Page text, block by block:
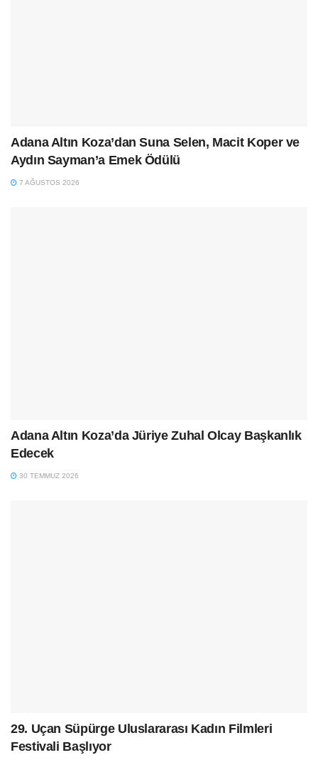
Adana Altın Koza’dan Suna Selen, Macit Koper ve
Aydın Sayman’a Emek Ödülü
7 AĞUSTOS 2026
Adana Altın Koza’da Jüriye Zuhal Olcay Başkanlık
Edecek
30 TEMMUZ 2026
29. Uçan Süpürge Uluslararası Kadın Filmleri
Festivali Başlıyor